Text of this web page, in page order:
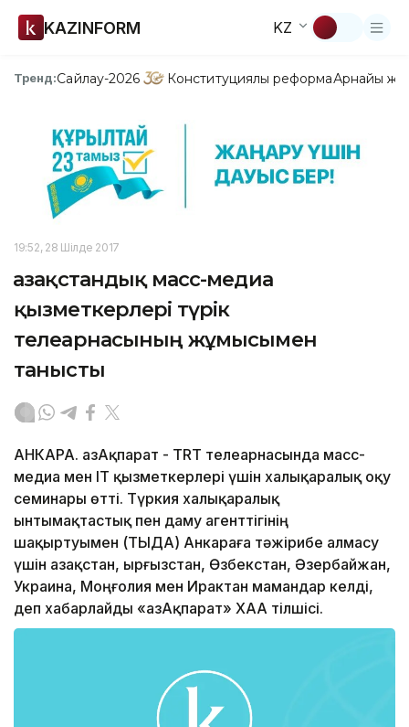
KAZINFORM KZ
Тренд:Сайлау-2026 Конституциялық реформаАрнайы
19:52, 28 Шілде 2017
Қазақстандық масс-медиа
қызметкерлері түрік
телеарнасының жұмысымен
танысты
АНКАРА. ҚазАқпарат - TRT телеарнасында масс-
медиа мен IT қызметкерлері үшін халықаралық оқу
семинары өтті. Түркия халықаралық
ынтымақтастық пен даму агенттігінің
шақыртуымен (ТЫДА) Анкараға тәжірибе алмасу
үшін Қазақстан, Қырғызстан, Өзбекстан, Әзербайжан,
Украина, Моңғолия мен Ирактан мамандар келді,
деп хабарлайды «ҚазАқпарат» ХАА тілшісі.